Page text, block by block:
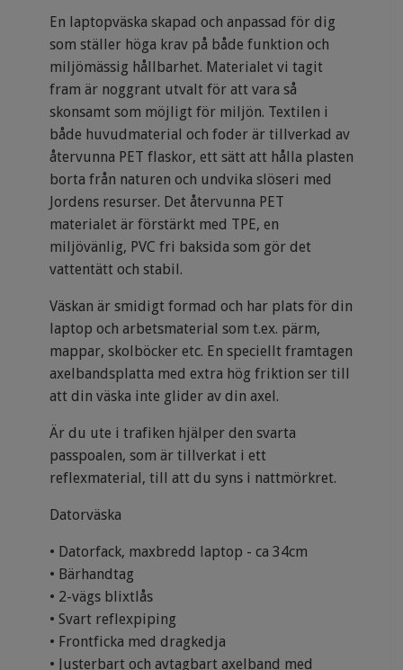
En laptopväska skapad och anpassad för dig
som ställer höga krav på både funktion och
miljömässig hållbarhet. Materialet vi tagit
fram är noggrant utvalt för att vara så
skonsamt som möjligt för miljön. Textilen i
både huvudmaterial och foder är tillverkad av
återvunna PET flaskor, ett sätt att hålla plasten
borta från naturen och undvika slöseri med
Jordens resurser. Det återvunna PET
materialet är förstärkt med TPE, en
miljövänlig, PVC fri baksida som gör det
vattentätt och stabil.
Väskan är smidigt formad och har plats för din
laptop och arbetsmaterial som t.ex. pärm,
mappar, skolböcker etc. En speciellt framtagen
axelbandsplatta med extra hög friktion ser till
att din väska inte glider av din axel.
Är du ute i trafiken hjälper den svarta
passpoalen, som är tillverkat i ett
reflexmaterial, till att du syns i nattmörkret.
Datorväska
• Datorfack, maxbredd laptop - ca 34cm
• Bärhandtag
• 2-vägs blixtlås
• Svart reflexpiping
• Frontficka med dragkedja
• Justerbart och avtagbart axelband med